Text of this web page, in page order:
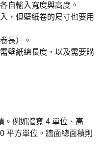
自輸入寬度與高度。
，但壁紙卷的尺寸也要用
長）。
壁紙總長度，以及需要購
。例如牆寬 4 單位、高
平方單位。牆面總面積則